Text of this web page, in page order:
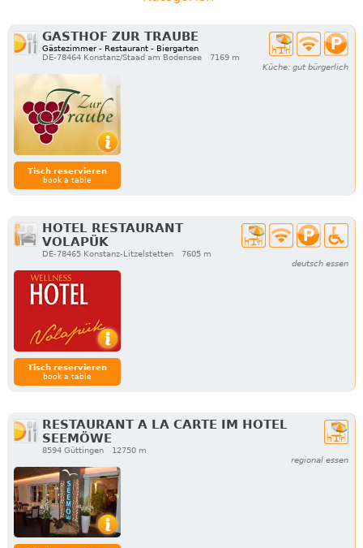
GASTHOF ZUR TRAUBE
Gästezimmer - Restaurant - Biergarten
DE-78464 Konstanz/Staad am Bodensee
7169 m
Küche: gut bürgerlich
Tisch reservieren
book a table
HOTEL RESTAURANT
VOLAPÜK
DE-78465 Konstanz-Litzelstetten
7605 m
deutsch essen
Tisch reservieren
book a table
RESTAURANT A LA CARTE IM HOTEL
SEEMÖWE
8594 Güttingen
12750 m
regional essen